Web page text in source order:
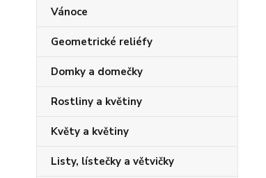
Vánoce
Geometrické reliéfy
Domky a domečky
Rostliny a květiny
Květy a květiny
Listy, lístečky a větvičky